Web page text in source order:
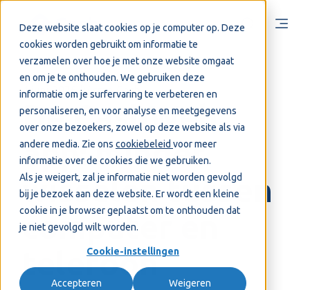
Deze website slaat cookies op je computer op. Deze
cookies worden gebruikt om informatie te
verzamelen over hoe je met onze website omgaat
en om je te onthouden. We gebruiken deze
informatie om je surfervaring te verbeteren en
personaliseren, en voor analyse en meetgegevens
over onze bezoekers, zowel op deze website als via
andere media. Zie ons cookiebeleid voor meer
informatie over de cookies die we gebruiken.
Als je weigert, zal je informatie niet worden gevolgd
bij je bezoek aan deze website. Er wordt een kleine
cookie in je browser geplaatst om te onthouden dat
je niet gevolgd wilt worden.
Cookie-instellingen
Accepteren Weigeren
4 juni 2026 Visma Cash
De CashWeb
app: minder
wisselen tussen
computer en
telefoon